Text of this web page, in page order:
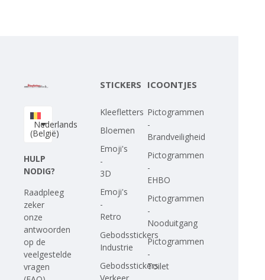
Nederlands
(België)
HULP
NODIG?
Raadpleeg
zeker
onze
antwoorden
op de
veelgestelde
vragen
STICKERS
Kleefletters
Bloemen
Emoji's
-
3D
Emoji's
-
Retro
Gebodsstickers
Industrie
Gebodsstickers
ICOONTJES
Pictogrammen
-
Brandveiligheid
Pictogrammen
-
EHBO
Pictogrammen
-
Nooduitgang
Pictogrammen
-
Toilet